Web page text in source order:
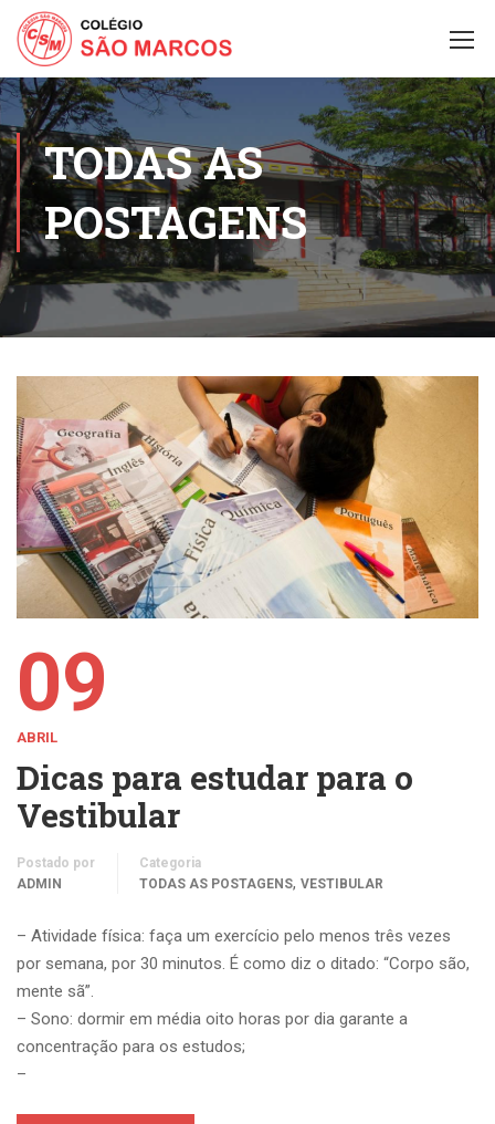
TODAS AS
POSTAGENS
09
ABRIL
Dicas para estudar para o
Vestibular
Postado por
ADMIN
Categoria
TODAS AS POSTAGENS, VESTIBULAR
– Atividade física: faça um exercício pelo menos três vezes
por semana, por 30 minutos. É como diz o ditado: “Corpo são,
mente sã”.
– Sono: dormir em média oito horas por dia garante a
concentração para os estudos;
–